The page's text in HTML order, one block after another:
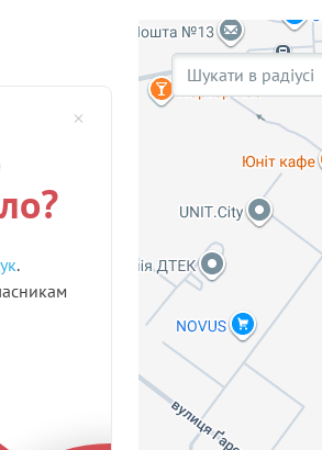
.
Шукати в радіусі